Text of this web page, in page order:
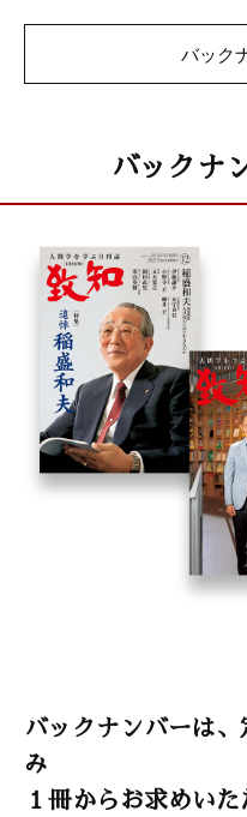
バック
バックナ
バックナンバーは
み
１冊からお求めい